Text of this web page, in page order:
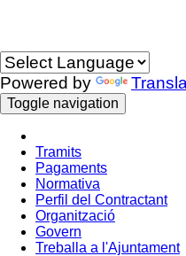
Powered by
Toggle navigation
Tramits
Pagaments
Normativa
Perfil del Contractant
Organització
Govern
Treballa a l'Ajuntament